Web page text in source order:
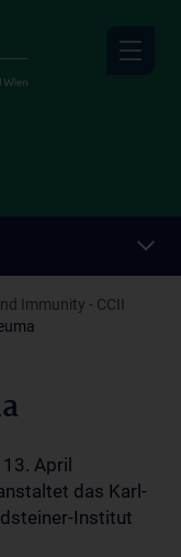
Immunity - CCII
April
das Karl-
Institut